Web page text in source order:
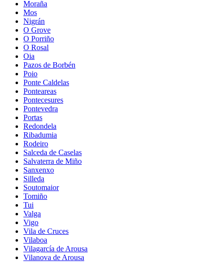
Moraña
Mos
Nigrán
O Grove
O Porriño
O Rosal
Oia
Pazos de Borbén
Poio
Ponte Caldelas
Ponteareas
Pontecesures
Pontevedra
Portas
Redondela
Ribadumia
Rodeiro
Salceda de Caselas
Salvaterra de Miño
Sanxenxo
Silleda
Soutomaior
Tomiño
Tui
Valga
Vigo
Vila de Cruces
Vilaboa
Vilagarcía de Arousa
Vilanova de Arousa